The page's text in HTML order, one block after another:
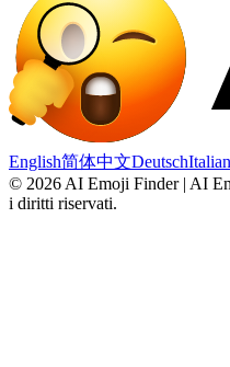
English简体中文Deutsch
© 2026 AI Emoji Finder | AI
i diritti riservati.